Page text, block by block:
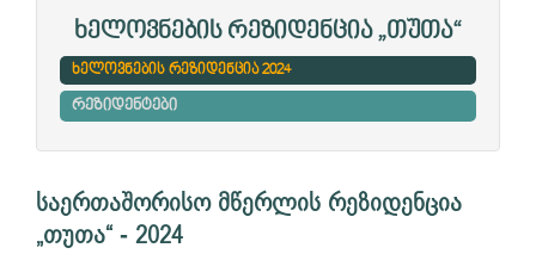
ხელოვნების რეზიდენცია „თუთა“
ხელოვნების რეზიდენცია 2024
რეზიდენტები
საერთაშორისო მწერლის რეზიდენცია
„თუთა“ - 2024